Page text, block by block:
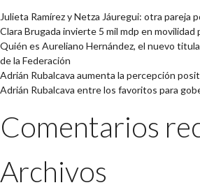
Julieta Ramírez y Netza Jáuregui: otra pareja
Clara Brugada invierte 5 mil mdp en movilidad
Quién es Aureliano Hernández, el nuevo
de la Federación
Adrián Rubalcava aumenta la percepción
Adrián Rubalcava entre los favoritos para
Comentarios
Archivos